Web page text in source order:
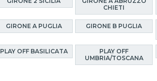
CHIETI
GIRONE A PUGLIA GIRONE B PUGLIA
PLAY OFF BASILICATA
PLAY OFF
UMBRIA/TOSCANA